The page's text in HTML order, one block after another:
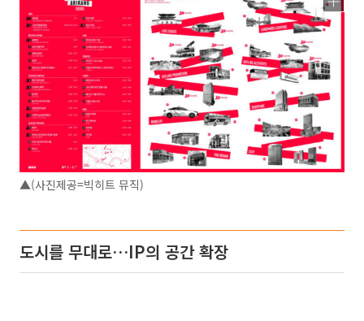
▲(사진제공=빅히트 뮤직)
도시를 무대로…IP의 공간 확장